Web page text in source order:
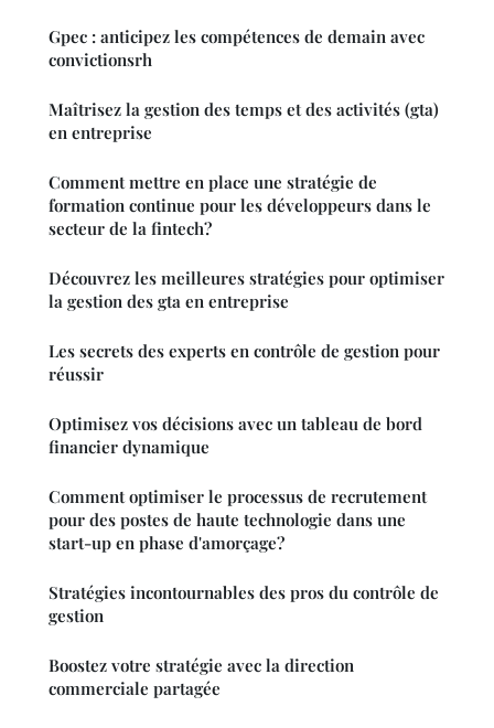
Gpec : anticipez les compétences de demain avec
convictionsrh
Maîtrisez la gestion des temps et des activités (gta)
en entreprise
Comment mettre en place une stratégie de
formation continue pour les développeurs dans le
secteur de la fintech?
Découvrez les meilleures stratégies pour optimiser
la gestion des gta en entreprise
Les secrets des experts en contrôle de gestion pour
réussir
Optimisez vos décisions avec un tableau de bord
financier dynamique
Comment optimiser le processus de recrutement
pour des postes de haute technologie dans une
start-up en phase d'amorçage?
Stratégies incontournables des pros du contrôle de
gestion
Boostez votre stratégie avec la direction
commerciale partagée